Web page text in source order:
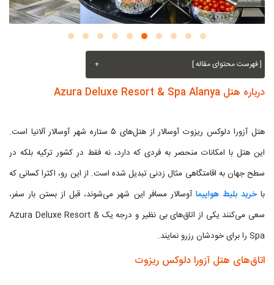
[ فهرست محتوای مقاله ] +
درباره هتل Azura Deluxe Resort & Spa Alanya
هتل آزورا دلوکس ریزوت آوسالار از هتل‌های ۵ ستاره شهر آوسالار آلانیا است.
این هتل با امکانات منحصر به فردی که دارد، نه فقط در کشور ترکیه بلکه در
سطح جهان به اقامتگاهی مثال زدنی تبدیل شده است. از این رو، اکثرا کسانی که
باخرید بلیط هواپیماآوسالار مسافر این شهر می‌شوند، قبل از بستن بار سفر،
سعی می‌کنند یکی از اتاق‌های بی نظیر و درجه یک Azura Deluxe Resort &
Spa را برای خودشان رزرو نمایند.
اتاق‌های هتل آزورا دلوکس ریزوت